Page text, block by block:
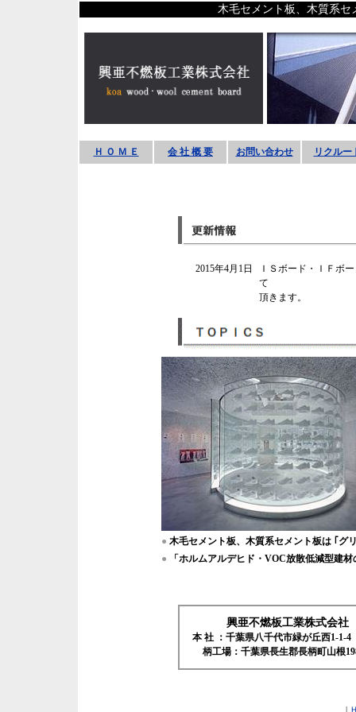
木毛セメント板、木質系
Ｈ Ｏ Ｍ Ｅ 会 社 概 要 お問い合わせ リクルー
2015年4月1日
ＩＳボード・ＩＦボ
て
頂きます。
● 木毛セメント板、木質系セメント板は ｢グ
●
「ホルムアルデヒド・VOC放散低減型建
興亜不燃板工業株式会社
本 社 ：千葉県八千代市緑が丘西
柄工場：千葉県長生郡長柄町山根
|